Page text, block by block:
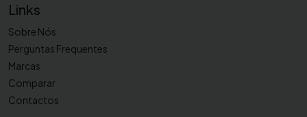
Links
Sobre Nós
Perguntas Frequentes
Marcas
Comparar
Contactos